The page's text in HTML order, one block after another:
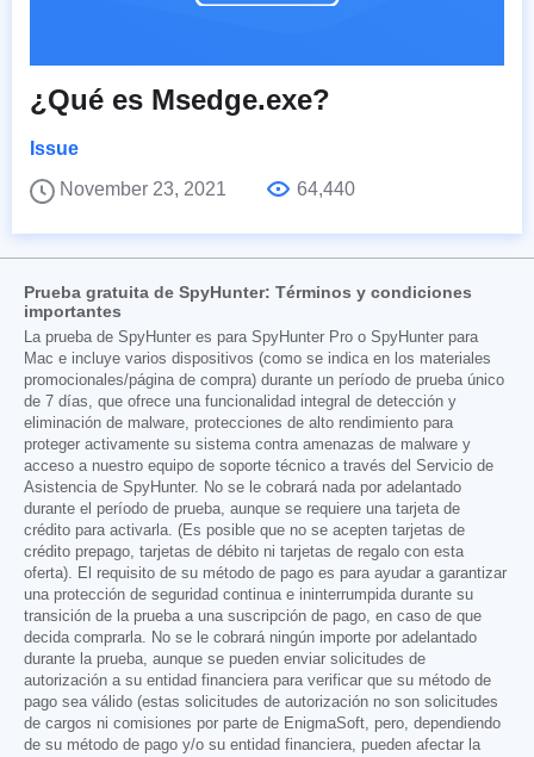
¿Qué es Msedge.exe?
Issue
November 23, 2021
64,440
Prueba gratuita de SpyHunter: Términos y condiciones
importantes
La prueba de SpyHunter es para SpyHunter Pro o SpyHunter para
Mac e incluye varios dispositivos (como se indica en los materiales
promocionales/página de compra) durante un período de prueba único
de 7 días, que ofrece una funcionalidad integral de detección y
eliminación de malware, protecciones de alto rendimiento para
proteger activamente su sistema contra amenazas de malware y
acceso a nuestro equipo de soporte técnico a través del Servicio de
Asistencia de SpyHunter. No se le cobrará nada por adelantado
durante el período de prueba, aunque se requiere una tarjeta de
crédito para activarla. (Es posible que no se acepten tarjetas de
crédito prepago, tarjetas de débito ni tarjetas de regalo con esta
oferta). El requisito de su método de pago es para ayudar a garantizar
una protección de seguridad continua e ininterrumpida durante su
transición de la prueba a una suscripción de pago, en caso de que
decida comprarla. No se le cobrará ningún importe por adelantado
durante la prueba, aunque se pueden enviar solicitudes de
autorización a su entidad financiera para verificar que su método de
pago sea válido (estas solicitudes de autorización no son solicitudes
de cargos ni comisiones por parte de EnigmaSoft, pero, dependiendo
de su método de pago y/o su entidad financiera, pueden afectar la